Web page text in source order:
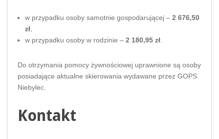
w przypadku osoby samotnie gospodarującej – 2 676,50
zł
w przypadku osoby w rodzinie – 2 180,95 zł
Do otrzymania pomocy żywnościowej uprawnione są osoby
posiadające aktualne skierowania wydawane przez GOPS
Niebylec.
Kontakt